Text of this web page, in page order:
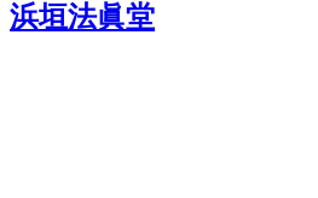
浜垣法眞堂